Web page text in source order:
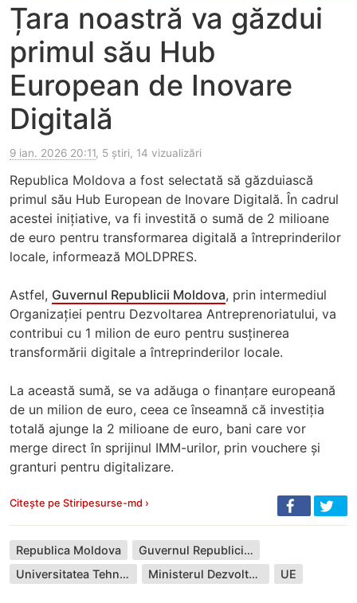
Țara noastră va găzdui
primul său Hub
European de Inovare
Digitală
9 ian. 2026 20:11, 5 știri, 14 vizualizări
Republica Moldova a fost selectată să găzduiască
primul său Hub European de Inovare Digitală. În cadrul
acestei inițiative, va fi investită o sumă de 2 milioane
de euro pentru transformarea digitală a întreprinderilor
locale, informează MOLDPRES.
Astfel, Guvernul Republicii Moldova, prin intermediul
Organizației pentru Dezvoltarea Antreprenoriatului, va
contribui cu 1 milion de euro pentru susținerea
transformării digitale a întreprinderilor locale.
La această sumă, se va adăuga o finanțare europeană
de un milion de euro, ceea ce înseamnă că investiția
totală ajunge la 2 milioane de euro, bani care vor
merge direct în sprijinul IMM-urilor, prin vouchere și
granturi pentru digitalizare.
Citește pe Stiripesurse-md ›
Republica Moldova
Guvernul Republicii Moldova
Universitatea Tehnică
Ministerul Dezvoltării Economice și Digitalizării UE